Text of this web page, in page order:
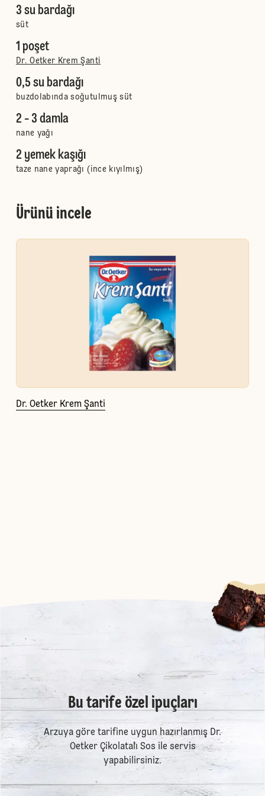
3 su bardağı
süt
1 poşet
Dr. Oetker Krem Şanti
0,5 su bardağı
buzdolabında soğutulmuş süt
2 - 3 damla
nane yağı
2 yemek kaşığı
taze nane yaprağı (ince kıyılmış)
Ürünü incele
Dr. Oetker Krem Şanti
Bu tarife özel ipuçları
Arzuya göre tarifine uygun hazırlanmış Dr.
Oetker Çikolatalı Sos ile servis
yapabilirsiniz.